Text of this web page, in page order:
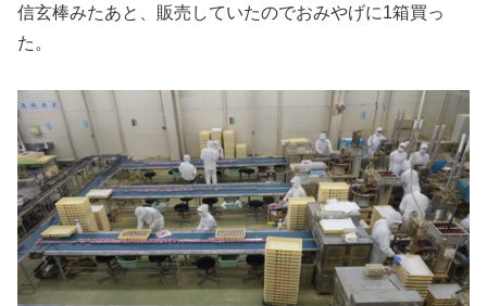
信玄棒みたあと、販売していたのでおみやげに1箱買っ
た。